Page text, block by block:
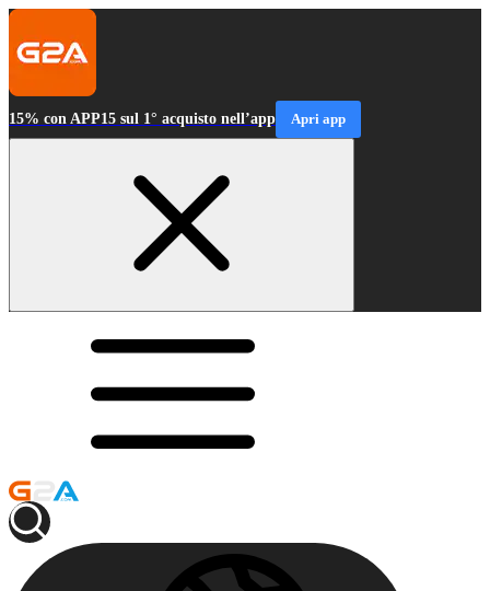
15% con APP15 sul 1° acquisto nell’app Apri app